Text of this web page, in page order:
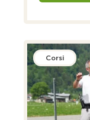
Corsi